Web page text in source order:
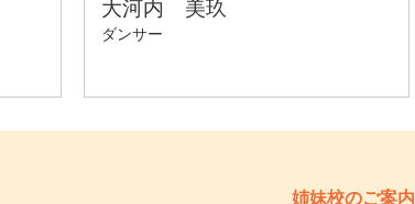
姉妹校のご案内